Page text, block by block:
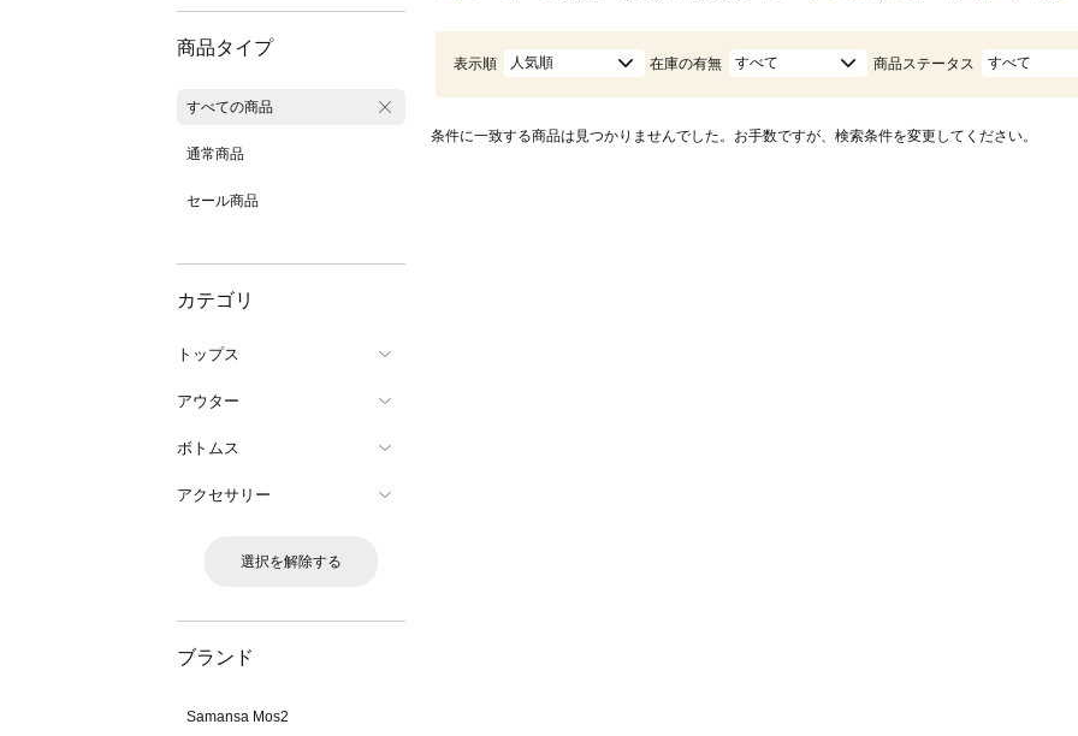
商品タイプ
すべての商品
通常商品
セール商品
カテゴリ
トップス
アウター
ボトムス
アクセサリー
選択を解除する
ブランド
Samansa Mos2
表示順 人気順 在庫の有無 すべて 商品ステータス すべて
条件に一致する商品は見つかりませんでした。お手数ですが、検索条件を変更してください。